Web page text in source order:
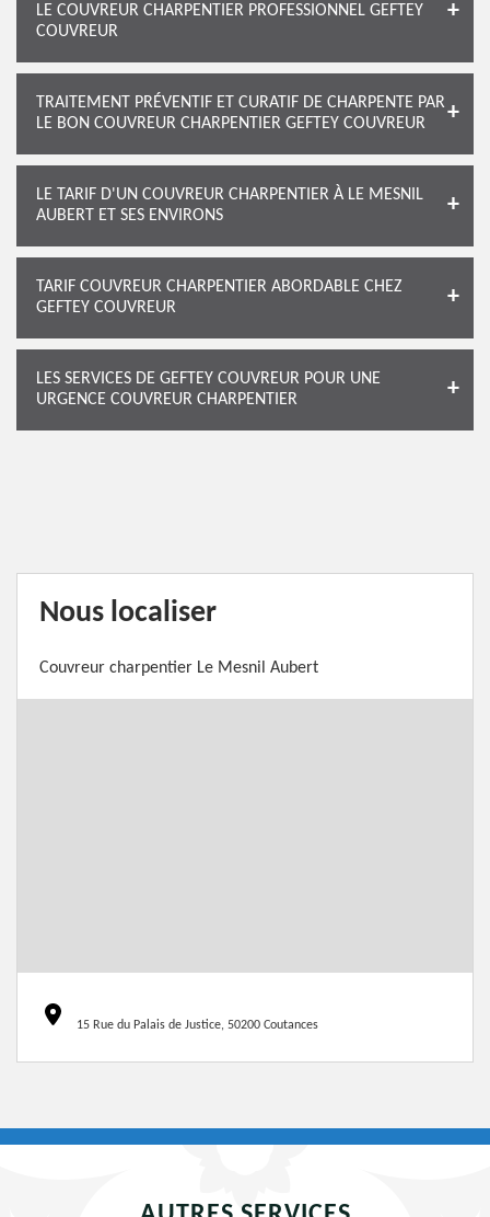
LE COUVREUR CHARPENTIER PROFESSIONNEL GEFTEY
COUVREUR
TRAITEMENT PRÉVENTIF ET CURATIF DE CHARPENTE PAR
LE BON COUVREUR CHARPENTIER GEFTEY COUVREUR
LE TARIF D'UN COUVREUR CHARPENTIER À LE MESNIL
AUBERT ET SES ENVIRONS
TARIF COUVREUR CHARPENTIER ABORDABLE CHEZ
GEFTEY COUVREUR
LES SERVICES DE GEFTEY COUVREUR POUR UNE
URGENCE COUVREUR CHARPENTIER
Nous localiser
Couvreur charpentier Le Mesnil Aubert
15 Rue du Palais de Justice, 50200 Coutances